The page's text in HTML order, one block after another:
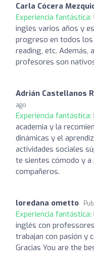
Carla Cócera
Experiencia fantástica:
inglés varios años y
progreso en todos
reading, etc. Además,
profesores son
Adrián Castellanos
ago
Experiencia fantástica:
academia y la
dinámicas y el
actividades sociales
te sientes cómodo y
compañeros.
loredana ometto
Experiencia fantástica:
inglés con
trabajan con pasión y
Gracias You are the